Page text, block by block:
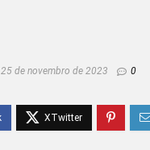
25 de novembro de 2023 0